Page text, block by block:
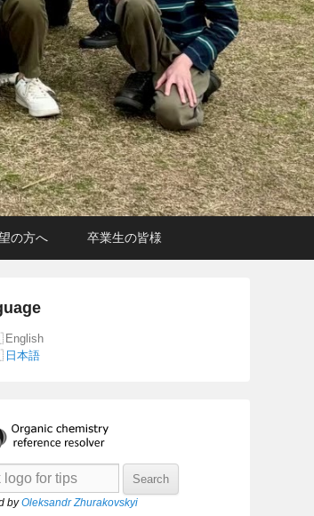
の方へ 卒業生の皆様
English
日本語
byOleksandr Zhurakovskyi